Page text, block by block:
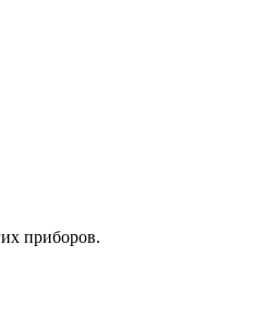
приборов.